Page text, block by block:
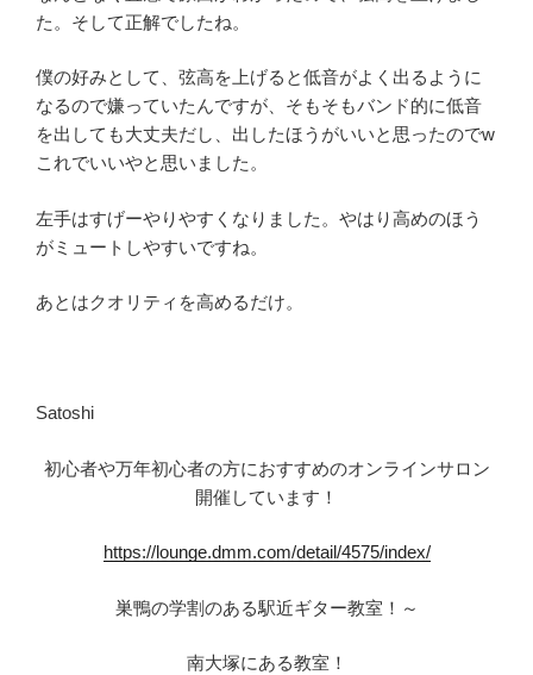
た。そして正解でしたね。
僕の好みとして、弦高を上げると低音がよく出るように
なるので嫌っていたんですが、そもそもバンド的に低音
を出しても大丈夫だし、出したほうがいいと思ったのでw
これでいいやと思いました。
左手はすげーやりやすくなりました。やはり高めのほう
がミュートしやすいですね。
あとはクオリティを高めるだけ。
Satoshi
初心者や万年初心者の方におすすめのオンラインサロン
開催しています！
https://lounge.dmm.com/detail/4575/index/
巣鴨の学割のある駅近ギター教室！～
南大塚にある教室！